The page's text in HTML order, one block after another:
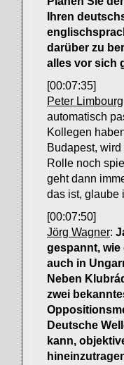
Ihren
darüber zu
alles vor sich
[00:07:35]
Peter Limbourg
automatisch
Kollegen
Budapest,
Rolle noch
geht dann
das ist, glaube
[00:07:50]
Jörg Wagner:
gespannt,
auch in
Neben
zwei
Deutsche
kann,